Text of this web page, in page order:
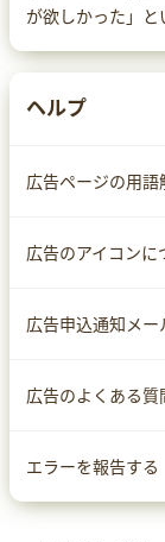
が欲しかった」
ヘルプ
広告ページの用語
広告のアイコンに
広告申込通知メー
広告のよくある質
エラーを報告する